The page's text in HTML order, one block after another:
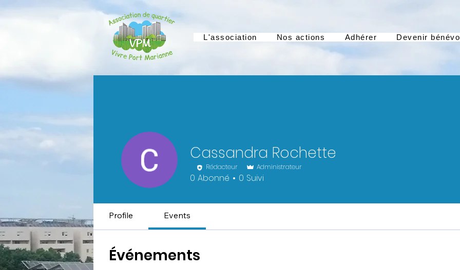
L'association Nos actions Adhérer Devenir
Cassandra Rochette
Rédacteur Administrateur
0 Abonné 0 Suivi
Profile Events
Événements